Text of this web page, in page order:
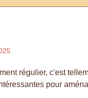
régulier, c'est
pour